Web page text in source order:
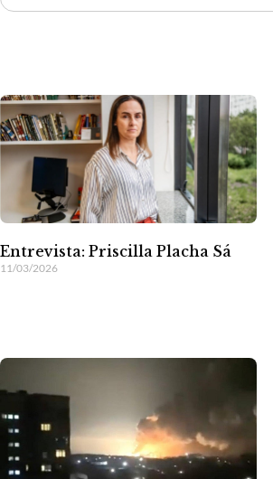
Entrevista: Priscilla Placha Sá
11/03/2026